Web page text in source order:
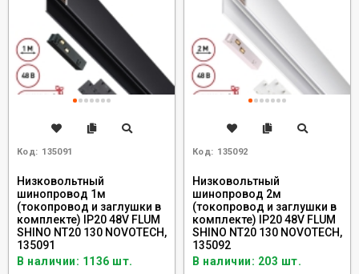
Код: 135091
Низковольтный
шинопровод 1м
(токопровод и заглушки в
комплекте) IP20 48V FLUM
SHINO NT20 130 NOVOTECH,
135091
В наличии: 1136 шт.
Код: 135092
Низковольтный
шинопровод 2м
(токопровод и заглушки в
комплекте) IP20 48V FLUM
SHINO NT20 130 NOVOTECH,
135092
В наличии: 203 шт.